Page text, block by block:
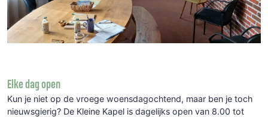
Elke dag open
Kun je niet op de vroege woensdagochtend, maar ben je toch
nieuwsgierig? De Kleine Kapel is dagelijks open van 8.00 tot